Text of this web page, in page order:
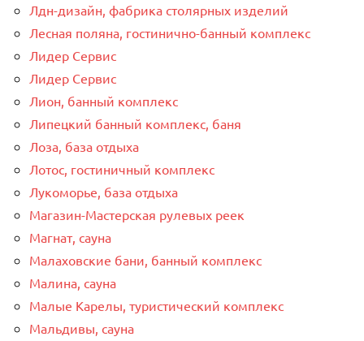
Лдн-дизайн, фабрика столярных изделий
Лесная поляна, гостинично-банный комплекс
Лидер Сервис
Лидер Сервис
Лион, банный комплекс
Липецкий банный комплекс, баня
Лоза, база отдыха
Лотос, гостиничный комплекс
Лукоморье, база отдыха
Магазин-Мастерская рулевых реек
Магнат, сауна
Малаховские бани, банный комплекс
Малина, сауна
Малые Карелы, туристический комплекс
Мальдивы, сауна